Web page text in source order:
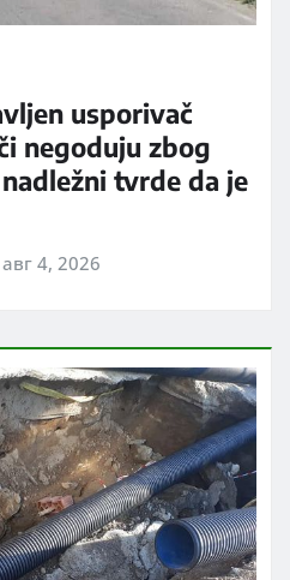
usporivač
negoduju zbog
tvrde da je
авг 4, 2026